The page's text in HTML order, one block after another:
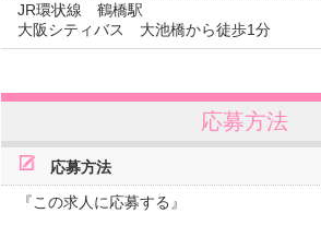
JR環状線 鶴橋駅
大阪シティバス 大池橋から徒歩1分
応募方法
応募方法
『この求人に応募する』